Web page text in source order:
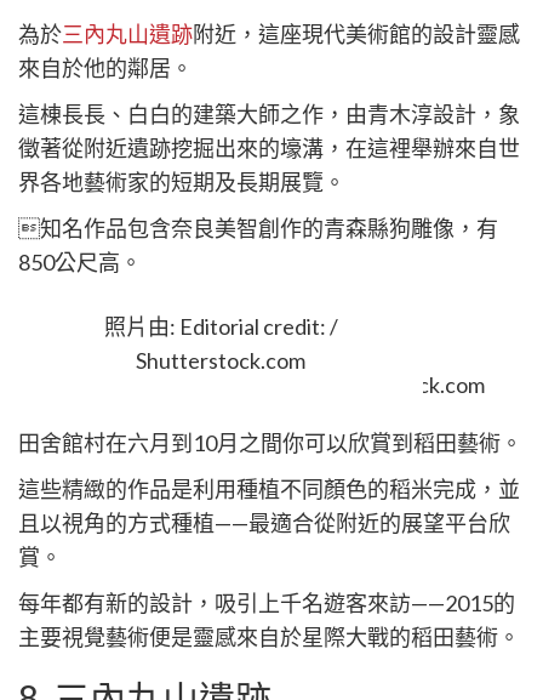
為於三內丸山遺跡附近，這座現代美術館的設計靈感
來自於他的鄰居。
這棟長長、白白的建築大師之作，由青木淳設計，象
徵著從附近遺跡挖掘出來的壕溝，在這裡舉辦來自世
界各地藝術家的短期及長期展覽。
知名作品包含奈良美智創作的青森縣狗雕像，有
850公尺高。
7. 稻田藝術
照片由: Editorial credit: /
Shutterstock.com
田舍館村在六月到10月之間你可以欣賞到稻田藝術。
這些精緻的作品是利用種植不同顏色的稻米完成，並
且以視角的方式種植——最適合從附近的展望平台欣
賞。
每年都有新的設計，吸引上千名遊客來訪——2015的
主要視覺藝術便是靈感來自於星際大戰的稻田藝術。